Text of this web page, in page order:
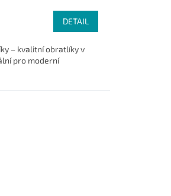
DETAIL
– kvalitní obratlíky v
pro moderní